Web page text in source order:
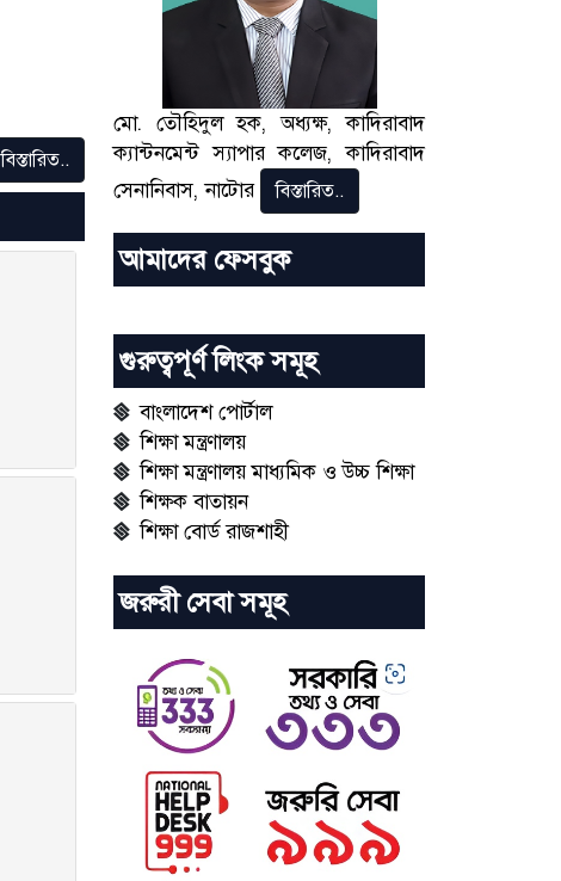
বিস্তারিত..
মো. তৌহিদুল হক, অধ্যক্ষ, কাদিরাবাদ
ক্যান্টনমেন্ট স্যাপার কলেজ, কাদিরাবাদ
সেনানিবাস, নাটোর
বিস্তারিত..
আমাদের ফেসবুক
গুরুত্বপূর্ণ লিংক সমূহ
বাংলাদেশ পোর্টাল
শিক্ষা মন্ত্রণালয়
শিক্ষা মন্ত্রণালয় মাধ্যমিক ও উচ্চ শিক্ষা
শিক্ষক বাতায়ন
শিক্ষা বোর্ড রাজশাহী
জরুরী সেবা সমূহ